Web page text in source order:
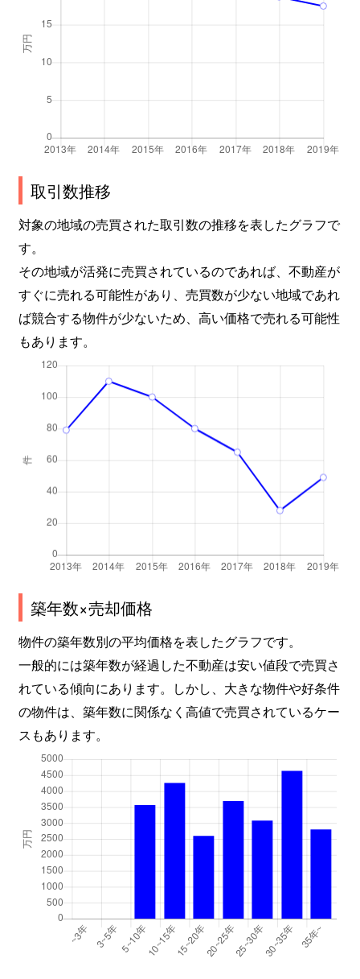
取引数推移
対象の地域の売買された取引数の推移を表したグラフで
す。
その地域が活発に売買されているのであれば、不動産が
すぐに売れる可能性があり、売買数が少ない地域であれ
ば競合する物件が少ないため、高い価格で売れる可能性
もあります。
築年数×売却価格
物件の築年数別の平均価格を表したグラフです。
一般的には築年数が経過した不動産は安い値段で売買さ
れている傾向にあります。しかし、大きな物件や好条件
の物件は、築年数に関係なく高値で売買されているケー
スもあります。